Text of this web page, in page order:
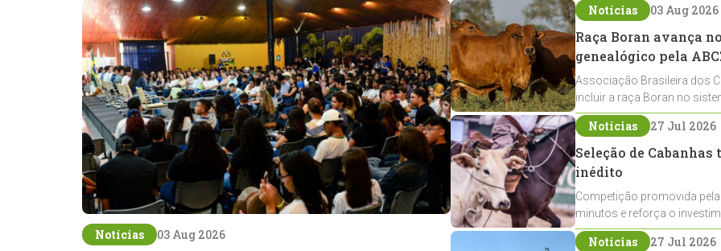
Notícias 03 Aug 2026
Notícias 03 Aug 2026
Raça Boran avança
genealógico pela
Associação Brasileira dos
incluir a raça Boran no
expansão na pecuária
Notícias 27 Jul 2026
Seleção de
inédito
Competição promovida
minutos e reforça o
Crioulos voltados ao laço
Notícias 27 Jul 2026